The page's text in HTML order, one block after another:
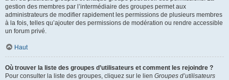
gestion des membres par l’intermédiaire des groupes permet aux
administrateurs de modifier rapidement les permissions de plusieurs membres
à la fois, telles qu’ajouter des permissions de modération ou rendre accessible
un forum privé.
Haut
Où trouver la liste des groupes d’utilisateurs et comment les rejoindre ?
Pour consulter la liste des groupes, cliquez sur le lien Groupes d’utilisateurs